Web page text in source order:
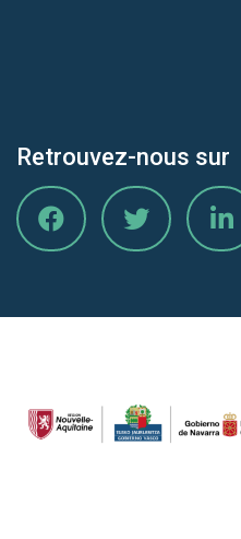
Retrouvez-nous sur